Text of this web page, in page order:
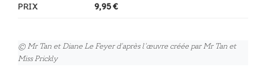
PRIX 9,95 €
© Mr Tan et Diane Le Feyer d’après l’œuvre créée par Mr Tan et
Miss Prickly